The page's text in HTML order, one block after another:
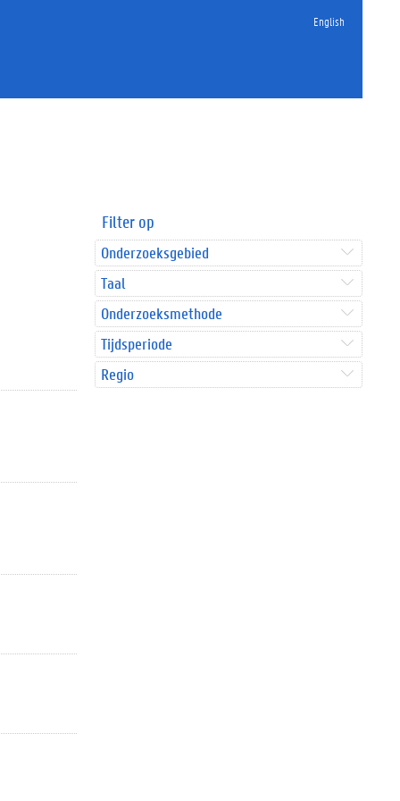
English
Filter op
Onderzoeksgebied
Taal
Onderzoeksmethode
Tijdsperiode
Regio